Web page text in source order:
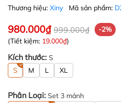
Thương hiệu: Xiny Mã sản phẩm:
980.000₫ 999.000₫
-2%
(Tiết kiệm: 19.000₫)
Kích thước: S
S M L XL
Phân Loại: Set 3 mảnh